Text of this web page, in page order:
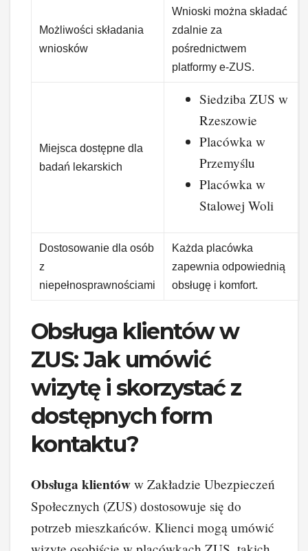
Możliwości składania
wniosków
Wnioski można składać
zdalnie za
pośrednictwem
platformy e-ZUS.
Miejsca dostępne dla
badań lekarskich
Siedziba ZUS w
Rzeszowie
Placówka w
Przemyślu
Placówka w
Stalowej Woli
Dostosowanie dla osób
z
niepełnosprawnościami
Każda placówka
zapewnia odpowiednią
obsługę i komfort.
Obsługa klientów w
ZUS: Jak umówić
wizytę i skorzystać z
dostępnych form
kontaktu?
Obsługa klientów w Zakładzie Ubezpieczeń
Społecznych (ZUS) dostosowuje się do
potrzeb mieszkańców. Klienci mogą umówić